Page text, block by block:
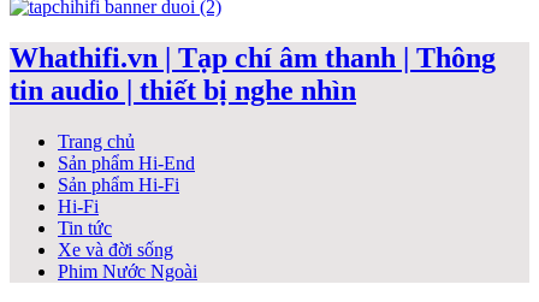
Whathifi.vn | Tạp chí âm thanh | Thông
tin audio | thiết bị nghe nhìn
Trang chủ
Sản phẩm Hi-End
Sản phẩm Hi-Fi
Hi-Fi
Tin tức
Xe và đời sống
Phim Nước Ngoài